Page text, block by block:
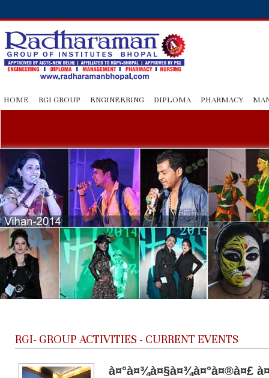
HOME RGI GROUP ENGINEERING DIPLOMA PHARMACY
RGI- GROUP ACTIVITIES - CURRENT EVENTS
à¤°à¤¾à¤§à¤¾à¤°à¤®à¤£